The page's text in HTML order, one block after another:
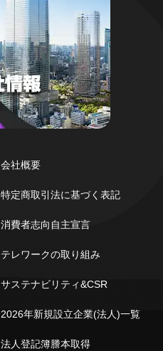
会社概要
特定商取引法に基づく表記
消費者志向自主宣言
テレワークの取り組み
サステナビリティ&CSR
2026年新規設立企業(法人)一覧
法人登記簿謄本取得